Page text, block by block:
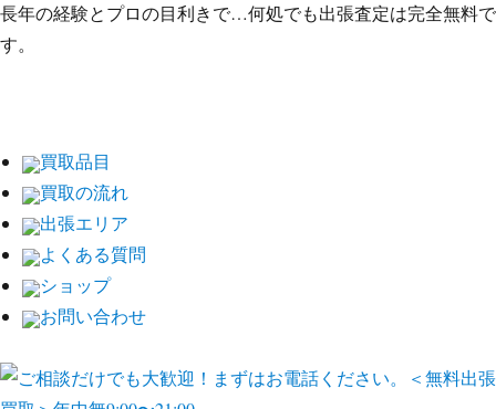
長年の経験とプロの目利きで…何処でも出張査定は完全無料で
す。
買取品目
買取の流れ
出張エリア
よくある質問
ショップ
お問い合わせ